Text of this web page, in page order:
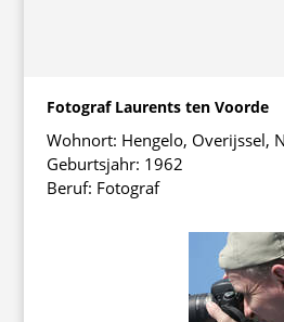
Fotograf Laurents ten Voorde
Wohnort: Hengelo, Overijssel,
Geburtsjahr: 1962
Beruf: Fotograf